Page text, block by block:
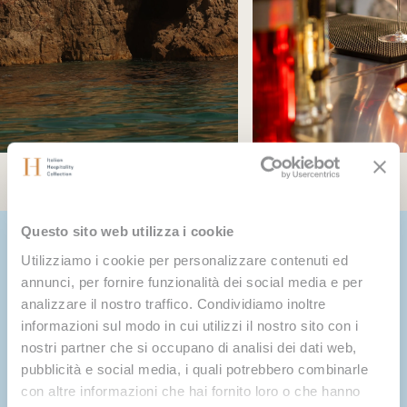
Questo sito web utilizza i cookie
Utilizziamo i cookie per personalizzare contenuti ed
annunci, per fornire funzionalità dei social media e per
analizzare il nostro traffico. Condividiamo inoltre
informazioni sul modo in cui utilizzi il nostro sito con i
nostri partner che si occupano di analisi dei dati web,
pubblicità e social media, i quali potrebbero combinarle
con altre informazioni che hai fornito loro o che hanno
Vivi la vera Chia
Lasciati sorprendere dalle botteghe e le tradizioni che raccontano il
territorio. Esperienze curate con attenzione e facilmente accessibili